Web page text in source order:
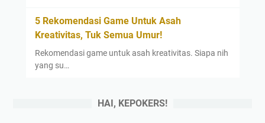
5 Rekomendasi Game Untuk Asah
Kreativitas, Tuk Semua Umur!
Rekomendasi game untuk asah kreativitas. Siapa nih
yang su…
HAI, KEPOKERS!